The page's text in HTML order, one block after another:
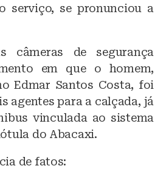
serviço, se pronunciou a
câmeras de segurança
em que o homem,
Edmar Santos Costa, foi
agentes para a calçada, já
vinculada ao sistema
do Abacaxi.
de fatos: